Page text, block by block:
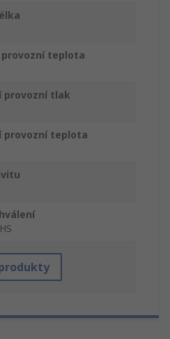
teplota
provozní tlak
provozní teplota